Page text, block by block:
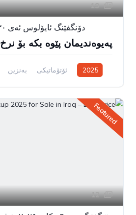
19
دۆنگفێنگ ئایۆلوس ئەی ٣٠ شاین ئی ٣ ٢٠٢٥
پەیوەندیمان پێوە بکە بۆ نرخ
2025 ئۆتۆماتیکی
بەنزین
Featured
12